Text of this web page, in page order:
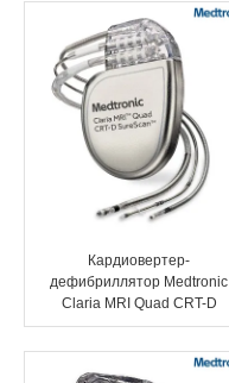
Кардиовертер-
дефибриллятор Medtronic
Claria MRI Quad CRT-D